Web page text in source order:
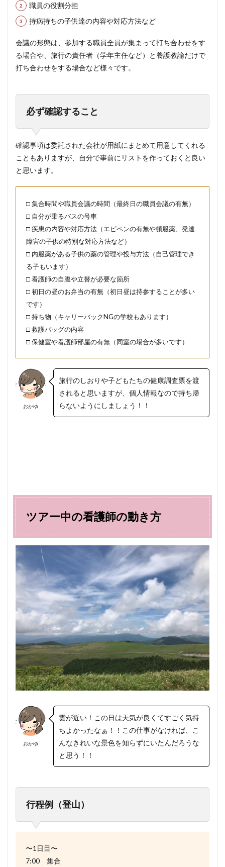
職員の役割分担
持病持ちの子供達の内容や対応方法など
会議の形態は、参加する職員全員が集まって打ち合わせをす
る場合や、旅行の責任者（学年主任など）と養護教諭だけで
打ち合わせをする場合など様々です。
必ず確認すること
確認事項は委託された会社が用紙にまとめて用意してくれる
こともありますが、自分で事前にリストを作っておくと良い
と思います。
□ 集合時間や職員会議の時間（最終日の職員会議の有無）
□ 自分が乗るバスの号車
□ 疾患の内容や対応方法（エピペンの有無や頓服薬、発達
障害の子供の特別な対応方法など）
□ 内服薬がある子供の薬の管理や投与方法（自己管理でき
る子もいます）
□ 看護師の自腹や立替が必要な箇所
□ 初日の昼のお弁当の有無（初日昼は持参することが多い
です）
□ 持ち物（キャリーバックNGの学校もあります）
□ 救護バッグの内容
□ 保健室や看護師部屋の有無（同室の場合が多いです）
おかゆ
旅行のしおりや子どもたちの健康調査票を渡
されると思いますが、個人情報なので持ち帰
らないようにしましょう！！
ツアー中の看護師の動き方
おかゆ
雲が近い！この日は天気が良くてすごく気持
ちよかったなぁ！！この仕事がなければ、こ
んなきれいな景色を知らずにいたんだろうな
と思う！！
行程例（登山）
〜1日目〜
7:00 集合